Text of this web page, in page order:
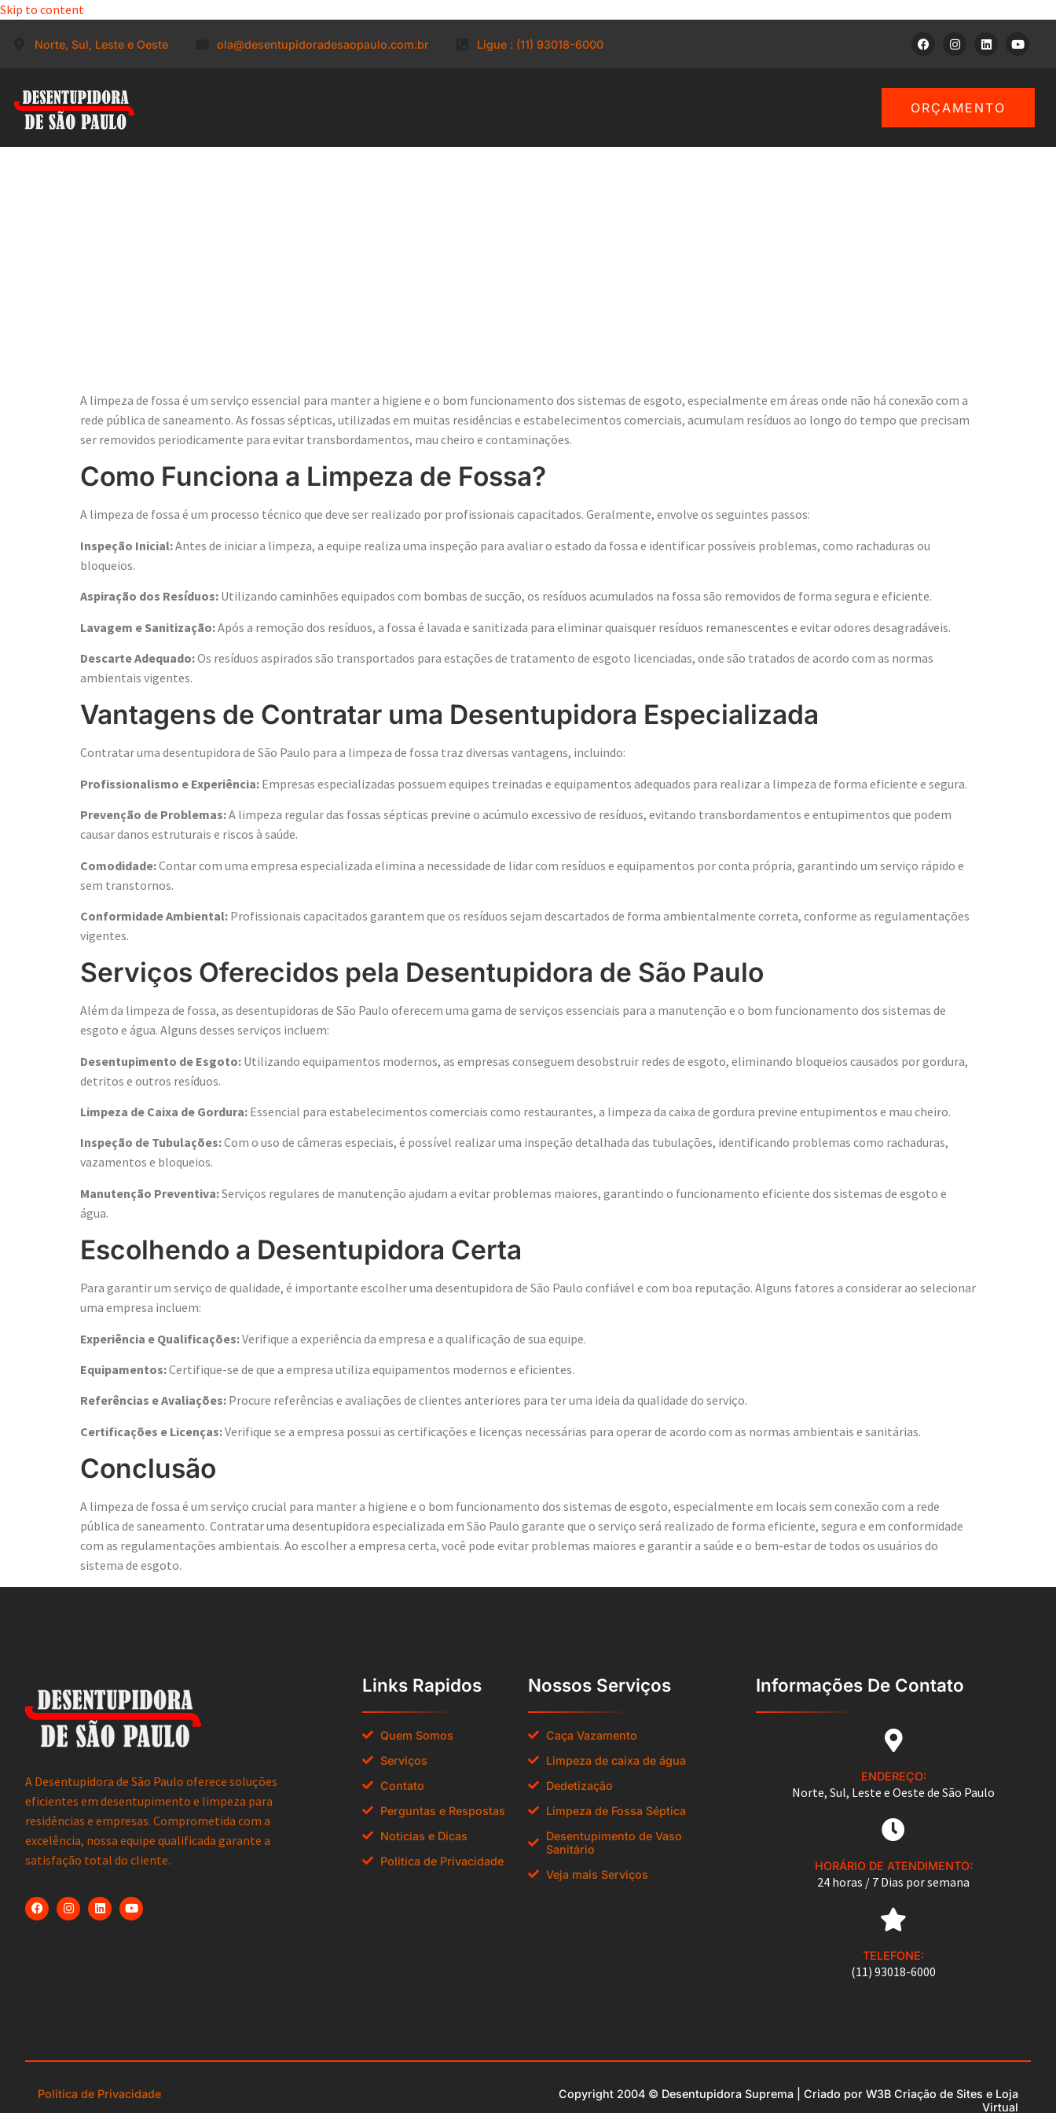
Skip to content
Norte, Sul, Leste e Oeste ola@desentupidoradesaopaulo.com.br Ligue : (11) 93018-6000
ORÇAMENTO
A limpeza de fossa é um serviço essencial para manter a higiene e o bom funcionamento dos sistemas de esgoto, especialmente em áreas onde não há conexão com a
rede pública de saneamento. As fossas sépticas, utilizadas em muitas residências e estabelecimentos comerciais, acumulam resíduos ao longo do tempo que precisam
ser removidos periodicamente para evitar transbordamentos, mau cheiro e contaminações.
Como Funciona a Limpeza de Fossa?
A limpeza de fossa é um processo técnico que deve ser realizado por profissionais capacitados. Geralmente, envolve os seguintes passos:
Inspeção Inicial:Antes de iniciar a limpeza, a equipe realiza uma inspeção para avaliar o estado da fossa e identificar possíveis problemas, como rachaduras ou
bloqueios.
Aspiração dos Resíduos: Utilizando caminhões equipados com bombas de sucção, os resíduos acumulados na fossa são removidos de forma segura e eficiente.
Lavagem e Sanitização:Após a remoção dos resíduos, a fossa é lavada e sanitizada para eliminar quaisquer resíduos remanescentes e evitar odores desagradáveis.
Descarte Adequado:Os resíduos aspirados são transportados para estações de tratamento de esgoto licenciadas, onde são tratados de acordo com as normas
ambientais vigentes.
Vantagens de Contratar uma Desentupidora Especializada
Contratar uma desentupidora de São Paulo para a limpeza de fossa traz diversas vantagens, incluindo:
Profissionalismo e Experiência: Empresas especializadas possuem equipes treinadas e equipamentos adequados para realizar a limpeza de forma eficiente e segura.
Prevenção de Problemas:A limpeza regular das fossas sépticas previne o acúmulo excessivo de resíduos, evitando transbordamentos e entupimentos que podem
causar danos estruturais e riscos à saúde.
Comodidade:Contar com uma empresa especializada elimina a necessidade de lidar com resíduos e equipamentos por conta própria, garantindo um serviço rápido e
sem transtornos.
Conformidade Ambiental: Profissionais capacitados garantem que os resíduos sejam descartados de forma ambientalmente correta, conforme as regulamentações
vigentes.
Serviços Oferecidos pela Desentupidora de São Paulo
Além da limpeza de fossa, as desentupidoras de São Paulo oferecem uma gama de serviços essenciais para a manutenção e o bom funcionamento dos sistemas de
esgoto e água. Alguns desses serviços incluem:
Desentupimento de Esgoto: Utilizando equipamentos modernos, as empresas conseguem desobstruir redes de esgoto, eliminando bloqueios causados por gordura,
detritos e outros resíduos.
Limpeza de Caixa de Gordura: Essencial para estabelecimentos comerciais como restaurantes, a limpeza da caixa de gordura previne entupimentos e mau cheiro.
Inspeção de Tubulações:Com o uso de câmeras especiais, é possível realizar uma inspeção detalhada das tubulações, identificando problemas como rachaduras,
vazamentos e bloqueios.
Manutenção Preventiva:Serviços regulares de manutenção ajudam a evitar problemas maiores, garantindo o funcionamento eficiente dos sistemas de esgoto e
água.
Escolhendo a Desentupidora Certa
Para garantir um serviço de qualidade, é importante escolher uma desentupidora de São Paulo confiável e com boa reputação. Alguns fatores a considerar ao selecionar
uma empresa incluem:
Experiência e Qualificações:Verifique a experiência da empresa e a qualificação de sua equipe.
Equipamentos:Certifique-se de que a empresa utiliza equipamentos modernos e eficientes.
Referências e Avaliações: Procure referências e avaliações de clientes anteriores para ter uma ideia da qualidade do serviço.
Certificações e Licenças:Verifique se a empresa possui as certificações e licenças necessárias para operar de acordo com as normas ambientais e sanitárias.
Conclusão
A limpeza de fossa é um serviço crucial para manter a higiene e o bom funcionamento dos sistemas de esgoto, especialmente em locais sem conexão com a rede
pública de saneamento. Contratar uma desentupidora especializada em São Paulo garante que o serviço será realizado de forma eficiente, segura e em conformidade
com as regulamentações ambientais. Ao escolher a empresa certa, você pode evitar problemas maiores e garantir a saúde e o bem-estar de todos os usuários do
sistema de esgoto.
A Desentupidora de São Paulo oferece soluções
eficientes em desentupimento e limpeza para
residências e empresas. Comprometida com a
excelência, nossa equipe qualificada garante a
satisfação total do cliente.
Links Rapidos
Quem Somos
Serviços
Contato
Perguntas e Respostas
Noticias e Dicas
Politica de Privacidade
Nossos Serviços
Caça Vazamento
Limpeza de caixa de água
Dedetização
Limpeza de Fossa Séptica
Desentupimento de Vaso
Sanitário
Veja mais Serviços
Informações De Contato
ENDEREÇO:
Norte, Sul, Leste e Oeste de São Paulo
HORÁRIO DE ATENDIMENTO:
24 horas / 7 Dias por semana
TELEFONE:
(11) 93018-6000
Politica de Privacidade Copyright 2004 © Desentupidora Suprema | Criado por W3B Criação de Sites e Loja
Virtual